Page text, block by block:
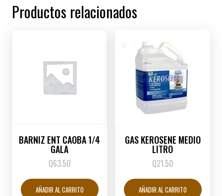
Productos relacionados
BARNIZ ENT CAOBA 1/4
GALA
Q63.50
AÑADIR AL CARRITO
GAS KEROSENE MEDIO
LITRO
Q21.50
AÑADIR AL CARRITO